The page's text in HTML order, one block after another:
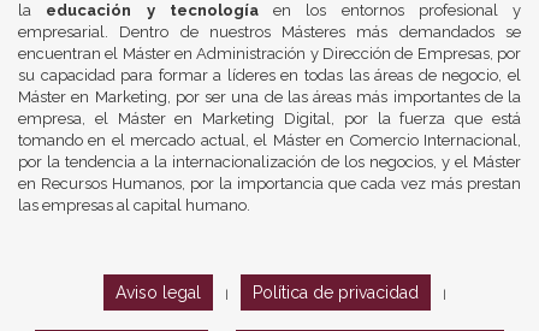
la educación y tecnologíaen los entornos profesional y
empresarial. Dentro de nuestros Másteres más demandados se
encuentran el Máster en Administración y Dirección de Empresas, por
su capacidad para formar a líderes en todas las áreas de negocio, el
Máster en Marketing, por ser una de las áreas más importantes de la
empresa, el Máster en Marketing Digital, por la fuerza que está
tomando en el mercado actual, el Máster en Comercio Internacional,
por la tendencia a la internacionalización de los negocios, y el Máster
en Recursos Humanos, por la importancia que cada vez más prestan
las empresas al capital humano.
Aviso legal Política de privacidad